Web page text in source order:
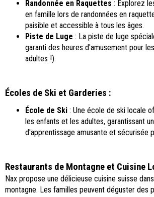
Randonnée en Raquettes : Explorez
en famille lors de randonnées en
paisible et accessible à tous les âges.
Piste de Luge : La piste de luge
garanti des heures d'amusement pour
adultes !).
Écoles de Ski et Garderies :
École de Ski : Une école de ski locale
les enfants et les adultes, garantissant
d'apprentissage amusante et sécurisée
Restaurants de Montagne et Cuisine
Nax propose une délicieuse cuisine suisse
montagne. Les familles peuvent déguster des